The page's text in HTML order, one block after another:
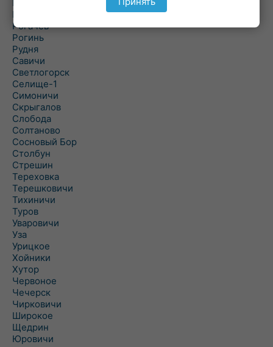
Речица
Ровенская Слобода
Рогачев
Рогинь
Рудня
Савичи
Светлогорск
Селище-1
Симоничи
Скрыгалов
Слобода
Солтаново
Сосновый Бор
Столбун
Стрешин
Тереховка
Терешковичи
Тихиничи
Туров
Уваровичи
Уза
Урицкое
Хойники
Хутор
Червоное
Чечерск
Чирковичи
Широкое
Щедрин
Юровичи